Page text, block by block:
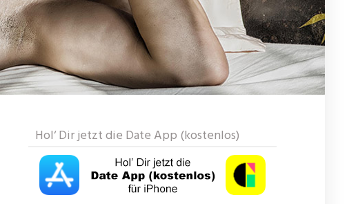
Hol‘ Dir jetzt die Date App (kostenlos)